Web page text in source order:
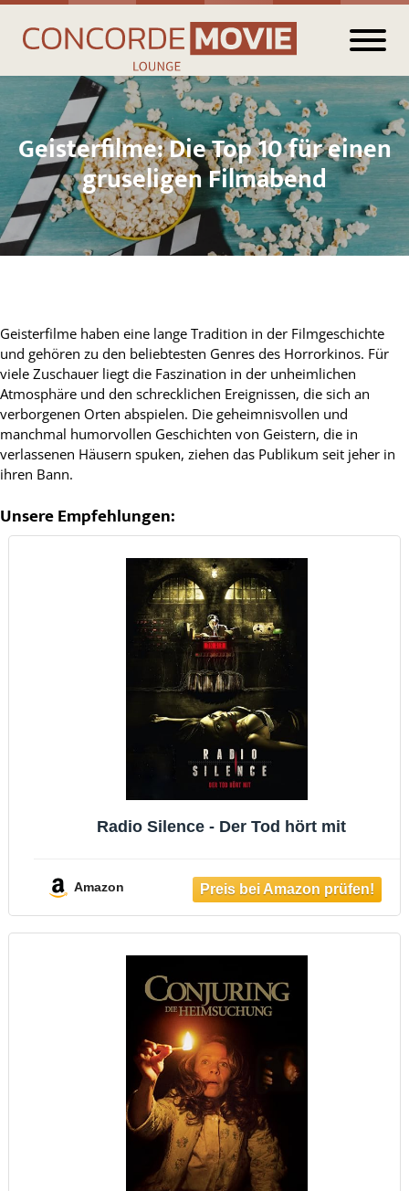
Geisterfilme: Die Top 10 für einen
gruseligen Filmabend
Geisterfilme haben eine lange Tradition in der Filmgeschichte
und gehören zu den beliebtesten Genres des Horrorkinos. Für
viele Zuschauer liegt die Faszination in der unheimlichen
Atmosphäre und den schrecklichen Ereignissen, die sich an
verborgenen Orten abspielen. Die geheimnisvollen und
manchmal humorvollen Geschichten von Geistern, die in
verlassenen Häusern spuken, ziehen das Publikum seit jeher in
ihren Bann.
Unsere Empfehlungen:
Radio Silence - Der Tod hört mit
Amazon